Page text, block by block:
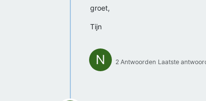
groet,
Tijn
N 2 Antwoorden Laatste